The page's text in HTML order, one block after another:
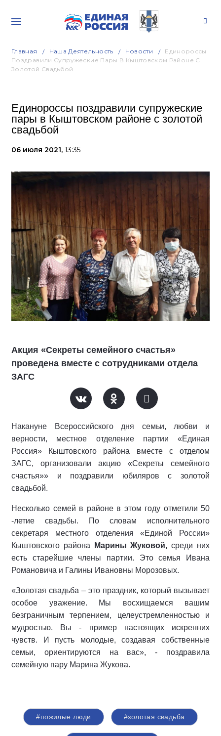
Главная Наша Деятельность Новости
Единороссы
Поздравили Супружеские Пары В Кыштовском Районе С
Золотой Свадьбой
Единороссы поздравили супружеские
пары в Кыштовском районе с золотой
свадьбой
06 июля 2021, 13:35
Акция «Секреты семейного счастья»
проведена вместе с сотрудниками отдела
ЗАГС
Накануне Всероссийского дня семьи, любви и
верности, местное отделение партии «Единая
Россия» Кыштовского района вместе с отделом
ЗАГС, организовали акцию «Секреты семейного
счастья»» и поздравили юбиляров с золотой
свадьбой.
Несколько семей в районе в этом году отметили 50
-летие свадьбы. По словам исполнительного
секретаря местного отделения «Единой России»
Кыштовского района
Марины Жуковой, среди них
есть старейшие члены партии. Это семья Ивана
Романовича и Галины Ивановны Морозовых.
«Золотая свадьба – это праздник, который вызывает
особое уважение. Мы восхищаемся вашим
безграничным терпением, целеустремленностью и
мудростью. Вы - пример настоящих искренних
чувств. И пусть молодые, создавая собственные
семьи, ориентируются на вас», - поздравила
семейную пару Марина Жукова.
#пожилые люди #золотая свадьба